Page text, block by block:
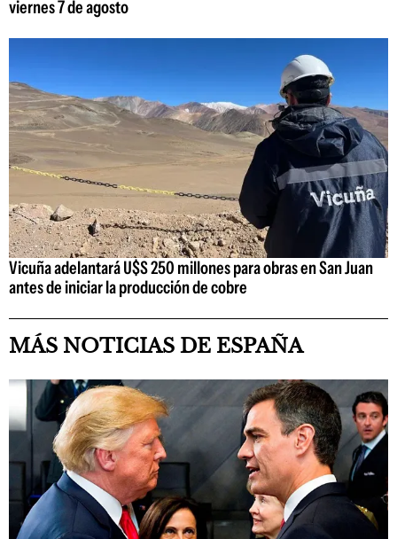
viernes 7 de agosto
Vicuña adelantará U$S 250 millones para obras en San Juan
antes de iniciar la producción de cobre
MÁS NOTICIAS DE ESPAÑA